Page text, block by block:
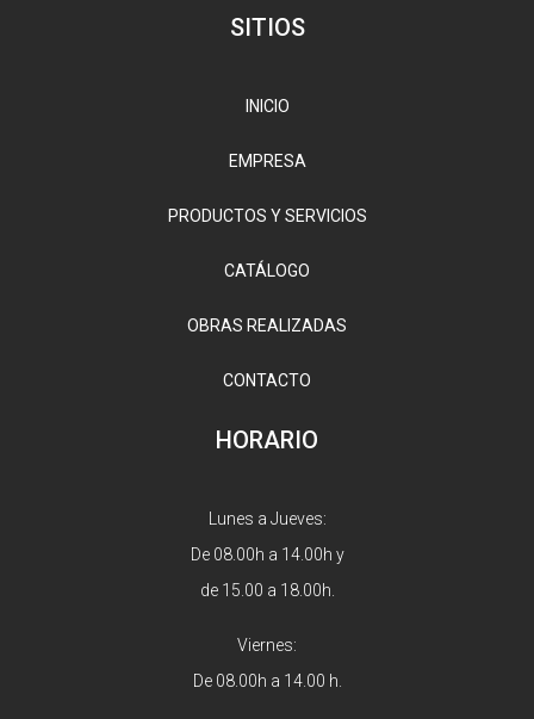
SITIOS
INICIO
EMPRESA
PRODUCTOS Y SERVICIOS
CATÁLOGO
OBRAS REALIZADAS
CONTACTO
HORARIO
Lunes a Jueves:
De 08.00h a 14.00h y
de 15.00 a 18.00h.
Viernes:
De 08.00h a 14.00 h.